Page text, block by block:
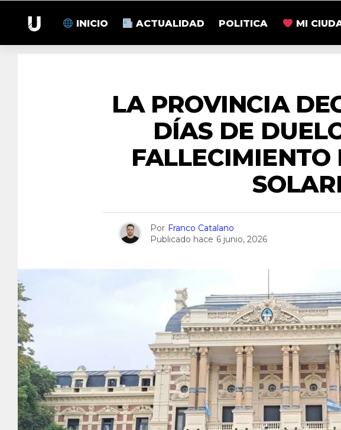
INICIO ACTUALIDAD POLITICA MI
LA PROVINCIA
DÍAS DE
FALLECIMIENTO
Por Franco Catalano
Publicado hace 6 junio, 2026